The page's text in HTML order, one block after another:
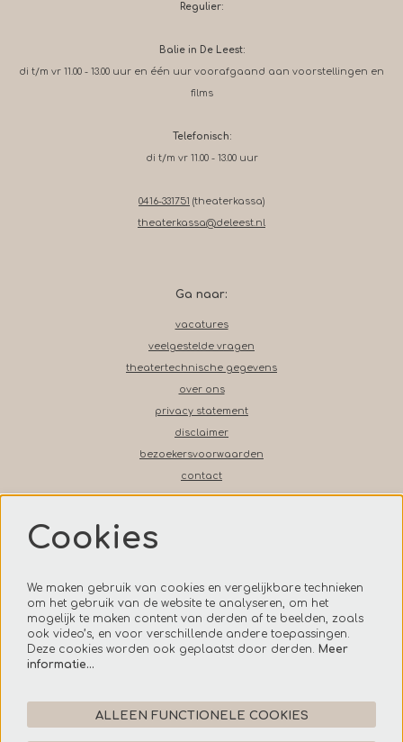
Regulier:
Balie in De Leest:
di t/m vr 11.00 - 13.00 uur en één uur voorafgaand aan voorstellingen en
films
Telefonisch:
di t/m vr 11.00 - 13.00 uur
0416-331751 (theaterkassa)
theaterkassa@deleest.nl
Ga naar:
vacatures
veelgestelde vragen
theatertechnische gegevens
over ons
privacy statement
disclaimer
bezoekersvoorwaarden
contact
Volg ons op social media
Onze nieuwsbrief
AANMELDEN
Cookies
We maken gebruik van cookies en vergelijkbare technieken
om het gebruik van de website te analyseren, om het
mogelijk te maken content van derden af te beelden, zoals
ook video’s, en voor verschillende andere toepassingen.
Deze cookies worden ook geplaatst door derden. Meer
informatie…
ALLEEN FUNCTIONELE COOKIES